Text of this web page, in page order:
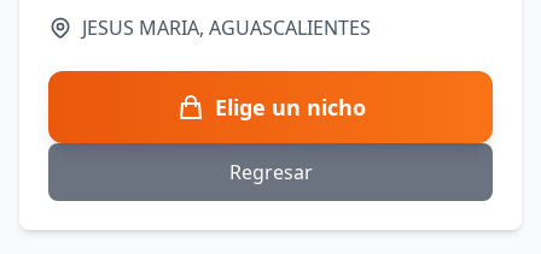
JESUS MARIA, AGUASCALIENTES
Elige un nicho
Regresar